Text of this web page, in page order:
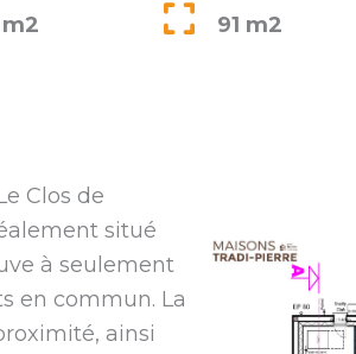
91 m2
Clos de
situé
à seulement
en commun. La
ainsi